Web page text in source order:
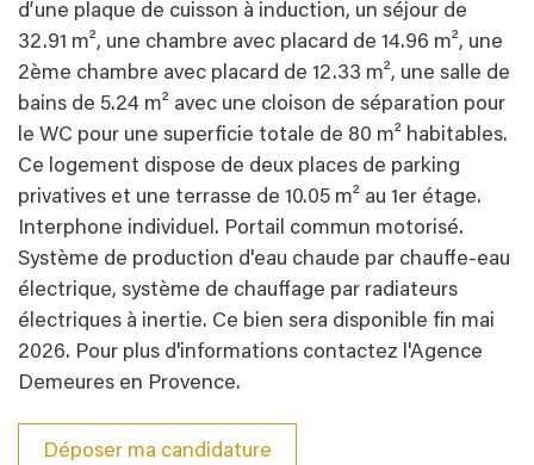
d’une plaque de cuisson à induction, un séjour de
32.91 m², une chambre avec placard de 14.96 m², une
2ème chambre avec placard de 12.33 m², une salle de
bains de 5.24 m² avec une cloison de séparation pour
le WC pour une superficie totale de 80 m² habitables.
Ce logement dispose de deux places de parking
privatives et une terrasse de 10.05 m² au 1er étage.
Interphone individuel. Portail commun motorisé.
Système de production d'eau chaude par chauffe-eau
électrique, système de chauffage par radiateurs
électriques à inertie. Ce bien sera disponible fin mai
2026. Pour plus d'informations contactez l'Agence
Demeures en Provence.
Déposer ma candidature